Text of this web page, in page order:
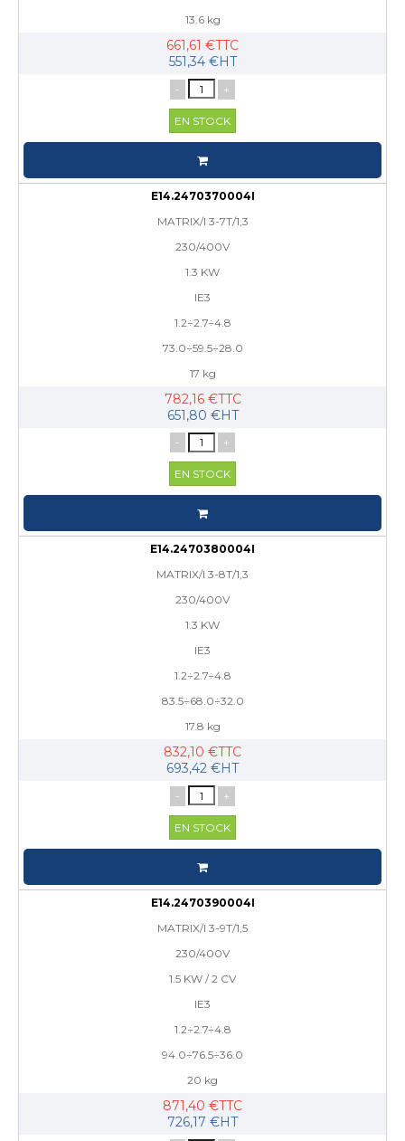
13.6 kg
661,61 €TTC
551,34 €HT
- +
EN STOCK
E14.2470370004I
MATRIX/I 3-7T/1,3
230/400V
1.3 KW
IE3
1.2÷2.7÷4.8
73.0÷59.5÷28.0
17 kg
782,16 €TTC
651,80 €HT
- +
EN STOCK
E14.2470380004I
MATRIX/I 3-8T/1,3
230/400V
1.3 KW
IE3
1.2÷2.7÷4.8
83.5÷68.0÷32.0
17.8 kg
832,10 €TTC
693,42 €HT
- +
EN STOCK
E14.2470390004I
MATRIX/I 3-9T/1,5
230/400V
1.5 KW / 2 CV
IE3
1.2÷2.7÷4.8
94.0÷76.5÷36.0
20 kg
871,40 €TTC
726,17 €HT